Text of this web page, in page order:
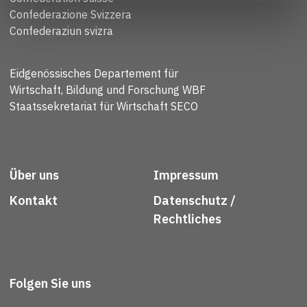
Confederazione Svizzera
Confederaziun svizra
Eidgenössisches Departement für
Wirtschaft, Bildung und Forschung WBF
Staatssekretariat für Wirtschaft SECO
Über uns
Kontakt
Impressum
Datenschutz /
Rechtliches
Folgen Sie uns